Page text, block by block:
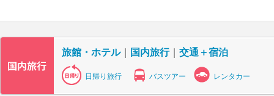
旅館・ホテル｜ 国内旅行｜ 交通＋宿泊
日帰り旅行 バスツアー レンタカー